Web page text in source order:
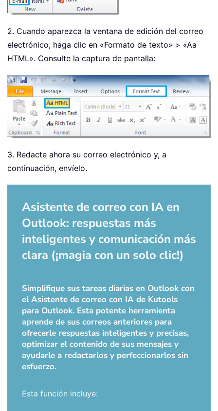
2. Cuando aparezca la ventana de edición del correo
electrónico, haga clic en «Formato de texto» > «Aa
HTML». Consulte la captura de pantalla:
3. Redacte ahora su correo electrónico y, a
continuación, envíelo.
Asistente de correo con IA en
Outlook: respuestas más
inteligentes y comunicación más
clara (¡magia con un solo clic!)
Simplifique sus tareas diarias en Outlook con
el Asistente de correo con IA de Kutools
para Outlook. Esta potente herramienta
aprende de sus correos anteriores para
ofrecerle respuestas inteligentes y precisas,
optimizar el contenido de sus mensajes y
ayudarle a redactarlos y perfeccionarlos sin
esfuerzo.
Esta función incluye: